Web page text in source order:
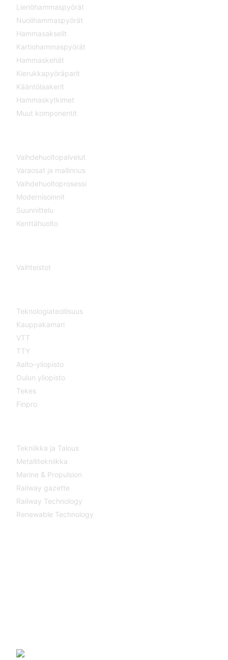
Lieriöhammaspyörät
Nuolihammaspyörät
Hammasakselit
Kartiohammaspyörät
Hammaskehät
Kierukkapyöräparit
Kääntölaakerit
Hammaskytkimet
Muut komponentit
Vaihdehuoltopalvelut
Varaosat ja mallinnus
Vaihdehuoltoprosessi
Modernisoinnit
Suunnittelu
Kenttähuolto
Vaihteistot
Teknologiateollisuus
Kauppakamari
VTT
TTY
Aalto-yliopisto
Oulun yliopisto
Tekes
Finpro
Tekniikka ja Talous
Metallitekniikka
Marine & Propulsion
Railway gazette
Railway Technology
Renewable Technology